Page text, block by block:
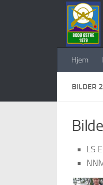
Hjem
BILDER
LS